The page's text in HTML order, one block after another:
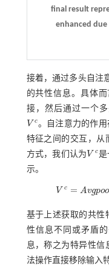
final result
enhanced
接着，通过多头自注
的共性信息。具体
接，然后通过一个
V c
Vc
。自注意力的作
特征之间的交互，从
方式，我们认为 V c
Vc
是
示。
V c = Avgpoo
Vc = Avgpooling
基于上述获取的共性
性信息不同或矛盾
息，称之为特异性信
法操作直接移除输入